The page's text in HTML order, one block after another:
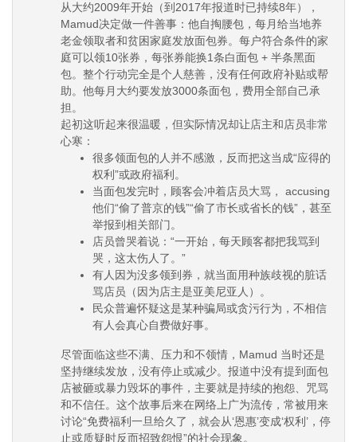
从大约2009年开始（到2017年报道时已持续8年），
Mamud决定做一件善事：他自掏腰包，每月给当地养
老金领取者和贫困家庭发放面包券。每户符合条件的家
庭可以领10张券，每张券能换1条白面包 + 半条黑面
包。整个行动完全是个人慈善，没有任何政府补贴或帮
助。他每月大约要发放3000条面包 ，费用全部自己承
担。
起初这听起来很温暖，但实际情况却让店主和店员非常
心寒：
很多领面包的人并不感激 ，反而把这当成“应得的
权利”或政府福利。
当面包发完时，顾客会冲着店员大骂， accusing
他们“偷了普京的钱”“偷了市长或省长的钱”，甚至
举报到相关部门。
店员曾哭着说：“一开始，每天顾客都把我骂到
哭，这太伤人了。”
有人因为没多领到券，就当面用种族歧视的脏话
骂店员（因为店主是亚美尼亚人）。
民众普遍怀疑这是某种骗局或贪污行为，不相信
有人会真心自费做好事。
尽管面临这些不满、压力和不领情，Mamud 当时还是
坚持继续发放，没有停止或减少。报道中没有提到面包
店被砸或暴力毁坏的事件，主要就是持续的抱怨、咒骂
和不信任。 这个故事后来在网络上广为流传，常被用来
讨论“免费福利一旦给久了，就会从‘恩惠’变成‘权利’，停
止或质疑时反而招致怨恨”的社会现象。